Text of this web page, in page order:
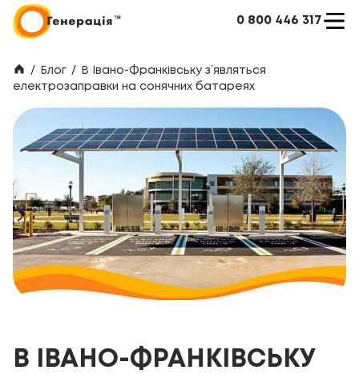
0 800 446 317
/ Блог /
В Івано-Франківську з’являться
електрозаправки на сонячних батареях
В ІВАНО-ФРАНКІВСЬКУ